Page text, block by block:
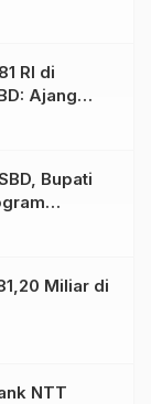
RI di
Ajang
Bupati
Miliar di
NTT